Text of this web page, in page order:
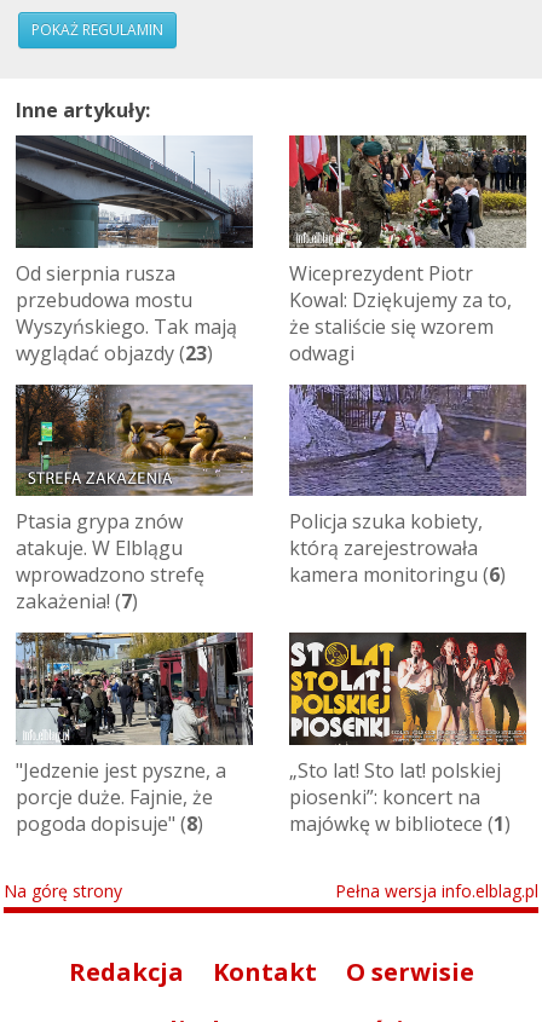
POKAŻ REGULAMIN
Inne artykuły:
Od sierpnia rusza
przebudowa mostu
Wyszyńskiego. Tak mają
wyglądać objazdy (23)
Wiceprezydent Piotr
Kowal: Dziękujemy za to,
że staliście się wzorem
odwagi
Ptasia grypa znów
atakuje. W Elblągu
wprowadzono strefę
zakażenia! (7)
Policja szuka kobiety,
którą zarejestrowała
kamera monitoringu (6)
"Jedzenie jest pyszne, a
porcje duże. Fajnie, że
pogoda dopisuje" (8)
„Sto lat! Sto lat! polskiej
piosenki”: koncert na
majówkę w bibliotece (1)
Na górę strony Pełna wersja info.elblag.pl
Redakcja Kontakt
O serwisie